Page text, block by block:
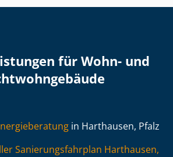
für Wohn- und
in Harthausen, Pfalz
Sa­nie­rungs­fahr­plan Harthausen,